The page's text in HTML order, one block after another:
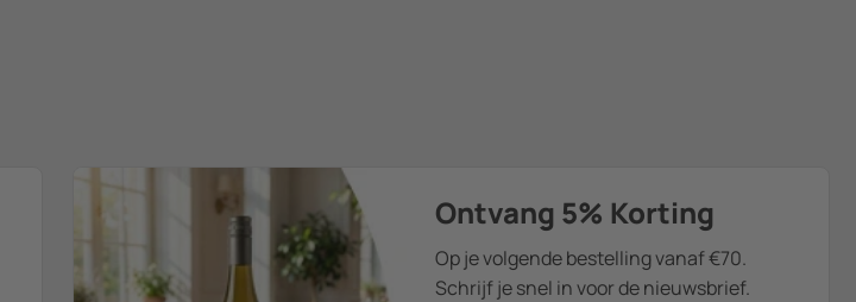
Ontvang 5% Korting
Op je volgende bestelling vanaf €70.
Schrijf je snel in voor de nieuwsbrief.